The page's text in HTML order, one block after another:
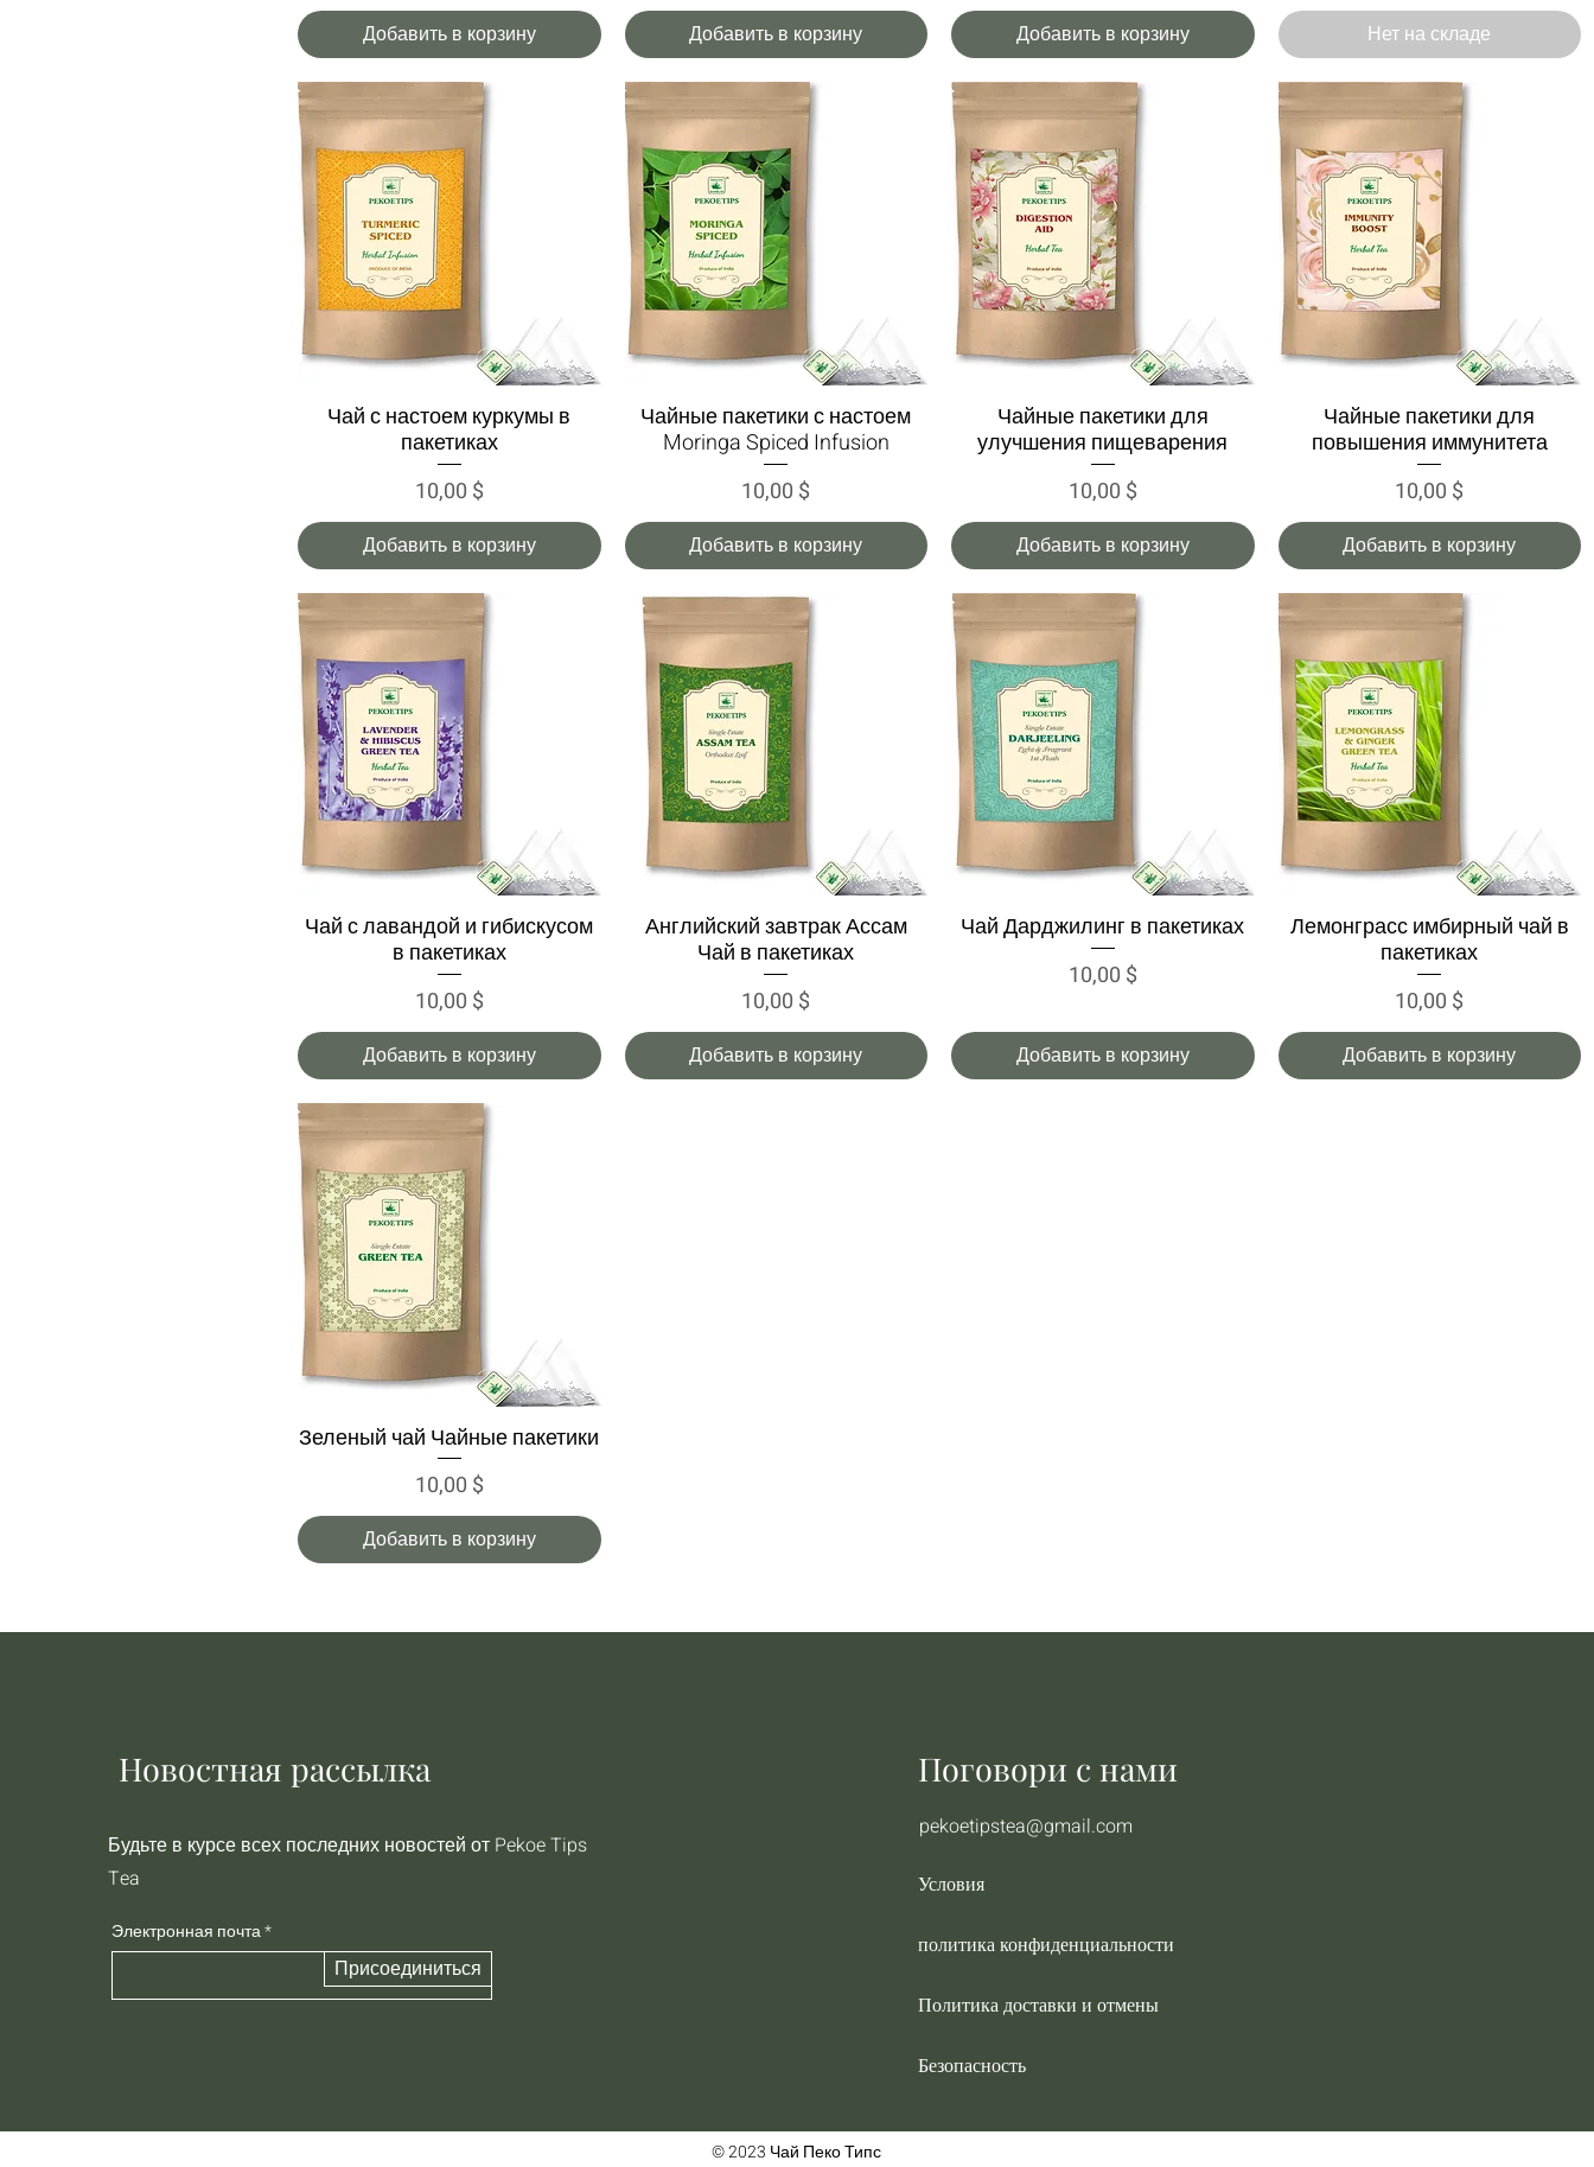
Добавить в корзину Добавить в корзину Добавить в корзину Нет на складе
Быстрый просмотр
Чай с настоем куркумы в
пакетиках
Цена
10,00 $
Добавить в корзину
Быстрый просмотр
Чайные пакетики с настоем
Moringa Spiced Infusion
Цена
10,00 $
Добавить в корзину
Быстрый просмотр
Чайные пакетики для
улучшения пищеварения
Цена
10,00 $
Добавить в корзину
Быстрый просмотр
Чайные пакетики для
повышения иммунитета
Цена
10,00 $
Добавить в корзину
Быстрый просмотр
Чай с лавандой и гибискусом
в пакетиках
Цена
10,00 $
Добавить в корзину
Быстрый просмотр
Английский завтрак Ассам
Чай в пакетиках
Цена
10,00 $
Добавить в корзину
Быстрый просмотр
Чай Дарджилинг в пакетиках
Цена
10,00 $
Добавить в корзину
Быстрый просмотр
Лемонграсс имбирный чай в
пакетиках
Цена
10,00 $
Добавить в корзину
Быстрый просмотр
Зеленый чай Чайные пакетики
Цена
10,00 $
Добавить в корзину
Новостная рассылка
Будьте в курсе всех последних новостей от Pekoe Tips
Tea
Электронная почта
Присоединиться
Поговори с нами
pekoetipstea@gmail.com
Условия
политика конфиденциальности
Политика доставки и отмены
Безопасность
© 2023 Чай Пеко Типс